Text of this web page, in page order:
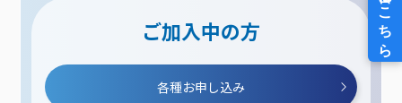
ご加入中の方
各種お申し込み